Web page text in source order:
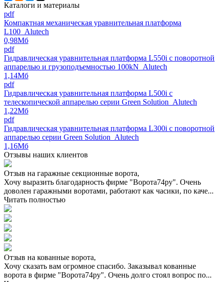
Каталоги и материалы
pdf
Компактная механическая уравнительная платформа
L100_Alutech
0,98Мб
pdf
Гидравлическая уравнительная платформа L550i с поворотной
аппарелью и грузоподъемностью 100kN_Alutech
1,14Мб
pdf
Гидравлическая уравнительная платформа L500i с
телескопической аппарелью серии Green Solution_Alutech
1,22Мб
pdf
Гидравлическая уравнительная платформа L300i с поворотной
аппарелью серии Green Solution_Alutech
1,16Мб
Отзывы наших клиентов
Отзыв на гаражные секционные ворота,
Хочу выразить благодарность фирме "Ворота74ру". Очень
доволен гаражными воротами, работают как часики, по каче...
Читать полностью
Отзыв на кованные ворота,
Хочу сказать вам огромное спасибо. Заказывал кованные
ворота в фирме "Ворота74ру". Очень долго стоял вопрос по...